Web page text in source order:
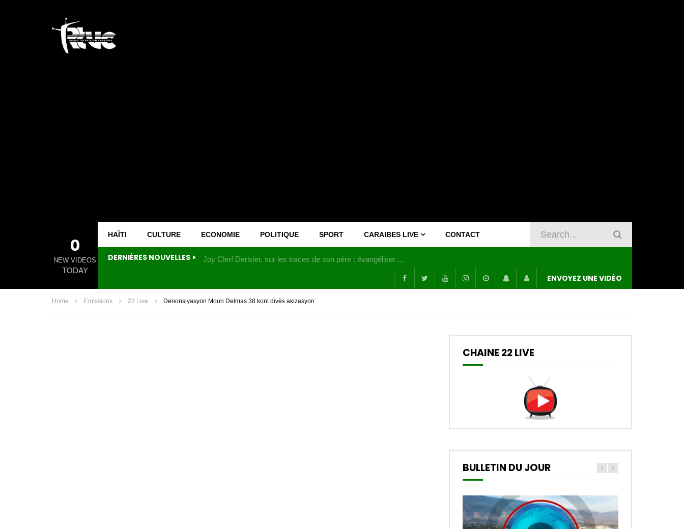
0
NEW VIDEOS
TODAY
HAÏTI CULTURE ECONOMIE POLITIQUE SPORT CARAIBES LIVE CONTACT
DERNIÈRES NOUVELLES Joy Clerf Derisier, sur les traces de son père : évangéliser par la musique
ENVOYEZ UNE VIDÉO
Home Emissions 22 Live Denonsiyasyon Moun Delmas 38 kont divès akizasyon
CHAINE 22 LIVE
BULLETIN DU JOUR